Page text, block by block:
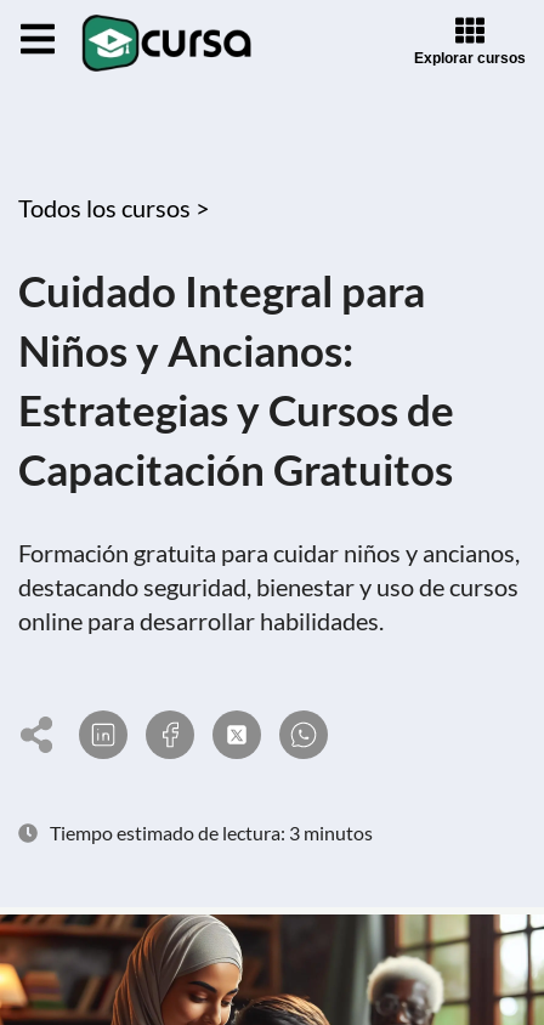
Explorar cursos
Todos los cursos >
Cuidado Integral para
Niños y Ancianos:
Estrategias y Cursos de
Capacitación Gratuitos
Formación gratuita para cuidar niños y ancianos,
destacando seguridad, bienestar y uso de cursos
online para desarrollar habilidades.
Tiempo estimado de lectura: 3 minutos